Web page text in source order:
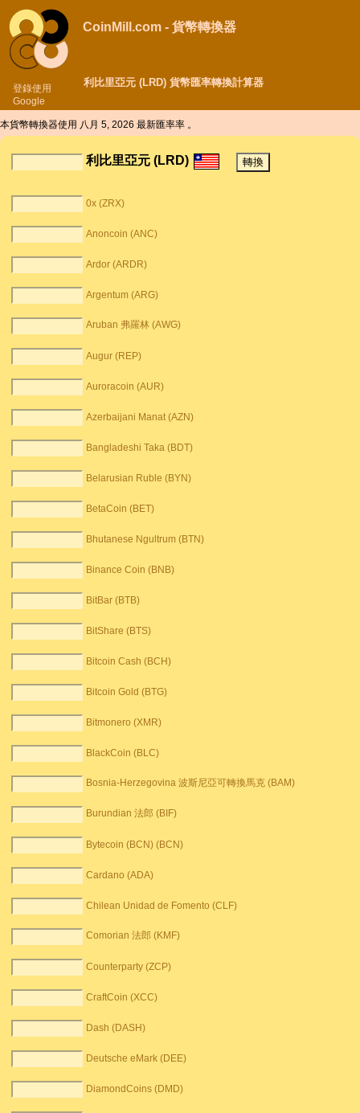
登錄使用
Google
CoinMill.com - 貨幣轉換器
利比里亞元 (LRD) 貨幣匯率轉換計算器
本貨幣轉換器使用 八月 5, 2026 最新匯率率 。
利比里亞元 (LRD)
0x (ZRX)
Anoncoin (ANC)
Ardor (ARDR)
Argentum (ARG)
Aruban 弗羅林 (AWG)
Augur (REP)
Auroracoin (AUR)
Azerbaijani Manat (AZN)
Bangladeshi Taka (BDT)
Belarusian Ruble (BYN)
BetaCoin (BET)
Bhutanese Ngultrum (BTN)
Binance Coin (BNB)
BitBar (BTB)
BitShare (BTS)
Bitcoin Cash (BCH)
Bitcoin Gold (BTG)
Bitmonero (XMR)
BlackCoin (BLC)
Bosnia-Herzegovina 波斯尼亞可轉換馬克 (BAM)
Burundian 法郎 (BIF)
Bytecoin (BCN) (BCN)
Cardano (ADA)
Chilean Unidad de Fomento (CLF)
Comorian 法郎 (KMF)
Counterparty (ZCP)
CraftCoin (XCC)
Dash (DASH)
Deutsche eMark (DEE)
DiamondCoins (DMD)